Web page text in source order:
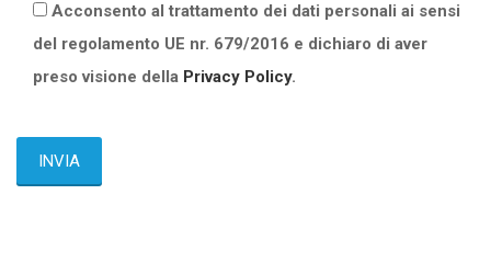
Acconsento al trattamento dei dati personali ai sensi
del regolamento UE nr. 679/2016 e dichiaro di aver
preso visione della Privacy Policy.